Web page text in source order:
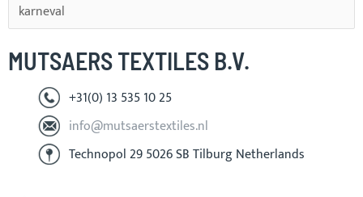
karneval
MUTSAERS TEXTILES B.V.
+31(0) 13 535 10 25
info@mutsaerstextiles.nl
Technopol 29 5026 SB Tilburg Netherlands